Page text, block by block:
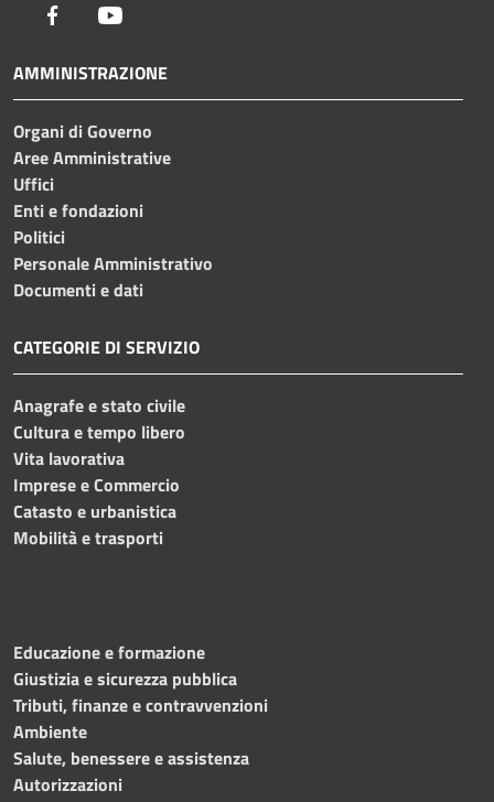
Facebook
AMMINISTRAZIONE
Organi di Governo
Aree Amministrative
Uffici
Enti e fondazioni
Politici
Personale Amministrativo
Documenti e dati
CATEGORIE DI SERVIZIO
Anagrafe e stato civile
Cultura e tempo libero
Vita lavorativa
Imprese e Commercio
Catasto e urbanistica
Mobilità e trasporti
Educazione e formazione
Giustizia e sicurezza pubblica
Tributi, finanze e contravvenzioni
Ambiente
Salute, benessere e assistenza
Autorizzazioni